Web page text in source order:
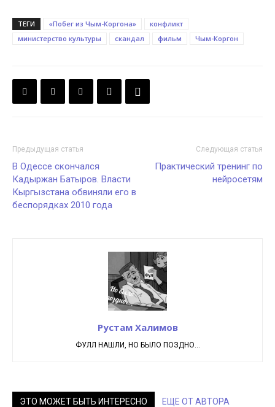
ТЕГИ «Побег из Чым-Коргона»
конфликт
министерство культуры
скандал фильм Чым-Коргон
Предыдущая статья
В Одессе скончался
Кадыржан Батыров. Власти
Кыргызстана обвиняли его в
беспорядках 2010 года
Следующая статья
Практический тренинг по
нейросетям
Рустам Халимов
ФУЛЛ НАШЛИ, НО БЫЛО ПОЗДНО...
ЭТО МОЖЕТ БЫТЬ ИНТЕРЕСНО ЕЩЕ ОТ АВТОРА